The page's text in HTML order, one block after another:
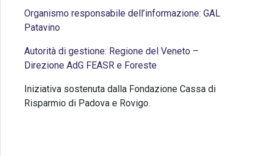
Organismo responsabile dell’informazione: GAL
Patavino
Autorità di gestione: Regione del Veneto –
Direzione AdG FEASR e Foreste
Iniziativa sostenuta dalla Fondazione Cassa di
Risparmio di Padova e Rovigo.